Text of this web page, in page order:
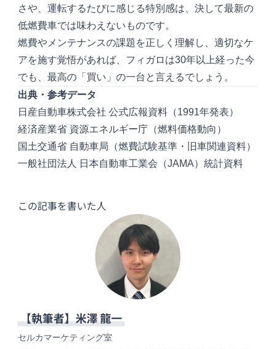
さや、運転するたびに感じる特別感は、決して最新の
低燃費車では味わえないものです。
燃費やメンテナンスの課題を正しく理解し、適切なケ
アを施す覚悟があれば、フィガロは30年以上経った今
でも、最高の「買い」の一台と言えるでしょう。
出典・参考データ
日産自動車株式会社 公式広報資料（1991年発表）
経済産業省 資源エネルギー庁（燃料価格動向）
国土交通省 自動車局（燃費試験基準・旧車関連資料）
一般社団法人 日本自動車工業会（JAMA）統計資料
この記事を書いた人
【執筆者】米澤 龍一
セルカマーケティング室